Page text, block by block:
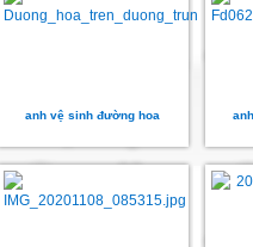
anh vệ sinh đường hoa